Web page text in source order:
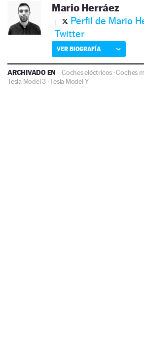
Mario Herráez
Perfil de Mario
Twitter
VER BIOGRAFÍA
ARCHIVADO EN Coches eléctricos ·Coches
Tesla Model 3 ·Tesla Model Y